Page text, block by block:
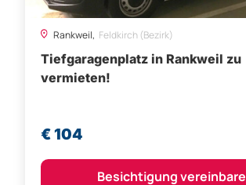
€ 104
Besichtigung vereinbaren